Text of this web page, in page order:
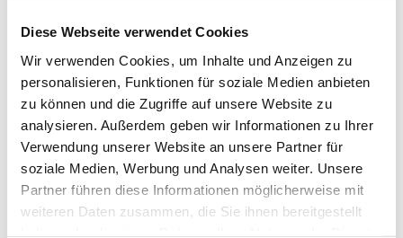
Diese Webseite verwendet Cookies
Wir verwenden Cookies, um Inhalte und Anzeigen zu
personalisieren, Funktionen für soziale Medien anbieten
zu können und die Zugriffe auf unsere Website zu
analysieren. Außerdem geben wir Informationen zu Ihrer
Verwendung unserer Website an unsere Partner für
soziale Medien, Werbung und Analysen weiter. Unsere
Partner führen diese Informationen möglicherweise mit
weiteren Daten zusammen, die Sie ihnen bereitgestellt